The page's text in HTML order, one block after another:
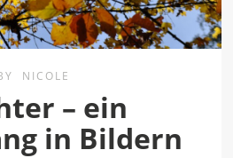
NICOLE
– ein
in Bildern